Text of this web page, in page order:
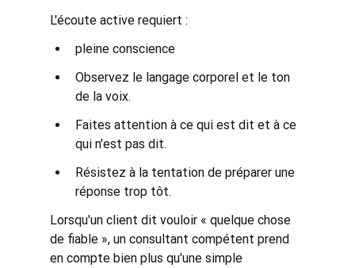
L'écoute active requiert :
pleine conscience
Observez le langage corporel et le ton
de la voix.
Faites attention à ce qui est dit et à ce
qui n'est pas dit.
Résistez à la tentation de préparer une
réponse trop tôt.
Lorsqu'un client dit vouloir « quelque chose
de fiable », un consultant compétent prend
en compte bien plus qu'une simple